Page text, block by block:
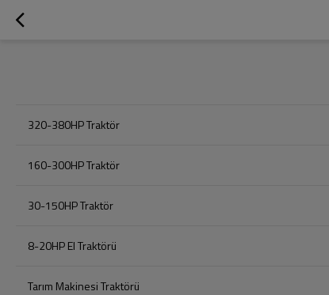
320-380HP Traktör
160-300HP Traktör
30-150HP Traktör
8-20HP El Traktörü
Tarım Makinesi Traktörü